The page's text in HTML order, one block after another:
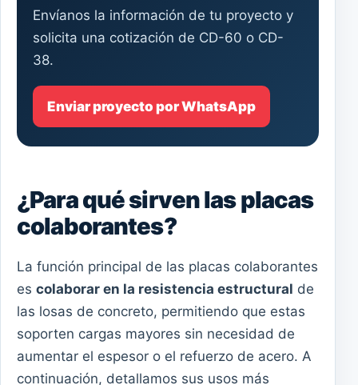
Envíanos la información de tu proyecto y
solicita una cotización de CD-60 o CD-
38.
Enviar proyecto por WhatsApp
¿Para qué sirven las placas
colaborantes?
La función principal de las placas colaborantes
es colaborar en la resistencia estructural de
las losas de concreto, permitiendo que estas
soporten cargas mayores sin necesidad de
aumentar el espesor o el refuerzo de acero. A
continuación, detallamos sus usos más